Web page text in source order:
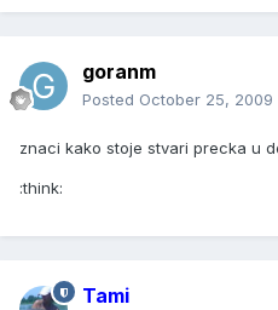
goranm
Posted October 25, 2009
znaci kako stoje stvari precka u
:think:
Tami